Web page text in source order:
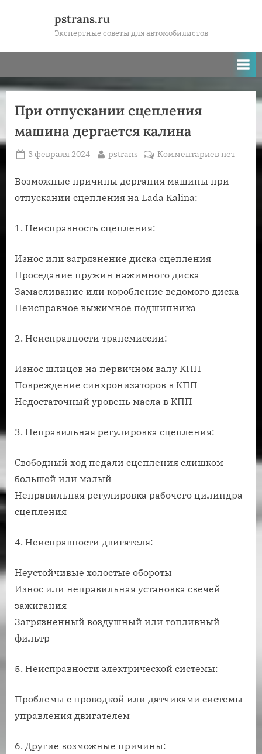
pstrans.ru
Экспертные советы для автомобилистов
При отпускании сцепления
машина дергается калина
Posted
3 февраля 2024 By
pstrans Комментариевк
При
нет
Возможные причины дергания машины при
отпускании сцепления на Lada Kalina:
1. Неисправность сцепления:
Износ или загрязнение диска сцепления
Проседание пружин нажимного диска
Замасливание или коробление ведомого диска
Неисправное выжимное подшипника
2. Неисправности трансмиссии:
Износ шлицов на первичном валу КПП
Повреждение синхронизаторов в КПП
Недостаточный уровень масла в КПП
3. Неправильная регулировка сцепления:
Свободный ход педали сцепления слишком
большой или малый
Неправильная регулировка рабочего цилиндра
сцепления
4. Неисправности двигателя:
Неустойчивые холостые обороты
Износ или неправильная установка свечей
зажигания
Загрязненный воздушный или топливный
фильтр
5. Неисправности электрической системы:
Проблемы с проводкой или датчиками системы
управления двигателем
6. Другие возможные причины: